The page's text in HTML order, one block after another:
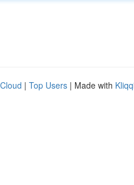
| Top Users | Made with